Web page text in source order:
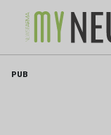
PUB